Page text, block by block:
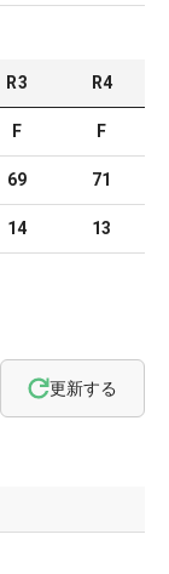
R3 R4
F F
69 71
14 13
更新する